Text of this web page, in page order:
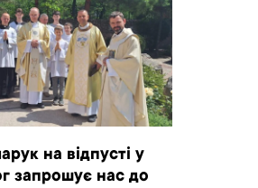
на відпусті у
запрошує нас до